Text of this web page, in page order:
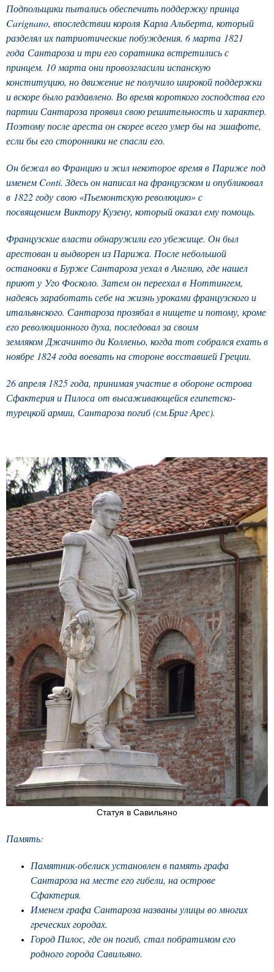
Подпольщики пытались обеспечить поддержку принца
Carignano, впоследствии короля Карла Альберта, который
разделял их патриотические побуждения. 6 марта 1821
года Сантароза и три его соратника встретились с
принцем. 10 марта они провозгласили испанскую
конституцию, но движение не получило широкой поддержки
и вскоре было раздавлено. Во время короткого господства его
партии Сантароза проявил свою решительность и характер.
Поэтому после ареста он скорее всего умер бы на эшафоте,
если бы его сторонники не спасли его.
Он бежал во Францию и жил некоторое время в Париже под
именем Conti. Здесь он написал на французском и опубликовал
в 1822 году свою «Пьемонтскую революцию» с
посвящением Виктору Кузену, который оказал ему помощь.
Французские власти обнаружили его убежище. Он был
арестован и выдворен из Парижа. После небольшой
остановки в Бурже Сантароза уехал в Англию, где нашел
приют у Уго Фосколо. Затем он переехал в Ноттингем,
надеясь заработать себе на жизнь уроками французского и
итальянского. Сантароза прозябал в нищете и потому, кроме
его революционного духа, последовал за своим
земляком Джачинто ди Колленьо, когда тот собрался ехать в
ноябре 1824 года воевать на стороне восставшей Греции.
26 апреля 1825 года, принимая участие в обороне острова
Сфактерия и Пилоса от высаживающейся египетско-
турецкой армии, Сантароза погиб (см.Бриг Арес).
Статуя в Савильяно
Память:
Памятник-обелиск установлен в память графа
Сантароза на месте его гибели, на острове
Сфактерия.
Именем графа Сантароза названы улицы во многих
греческих городах.
Город Пилос, где он погиб, стал побратимом его
родного города Савильяно.